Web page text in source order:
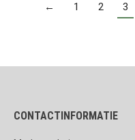
← 1 2 3
CONTACTINFORMATIE